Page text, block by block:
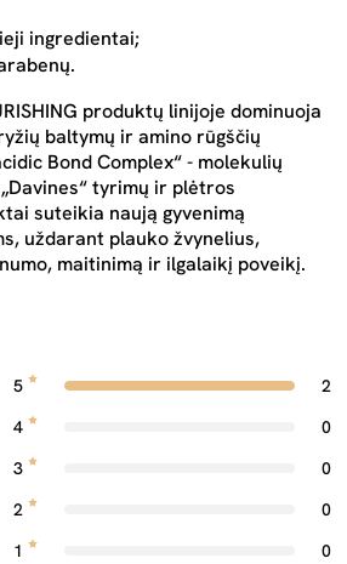
ingredientai;
produktų linijoje dominuoja
baltymų ir amino rūgščių
Bond Complex“ - molekulių
tyrimų ir plėtros
suteikia naują gyvenimą
uždarant plauko žvynelius,
maitinimą ir ilgalaikį poveikį.
5
2
4
0
3
0
2
0
1
0